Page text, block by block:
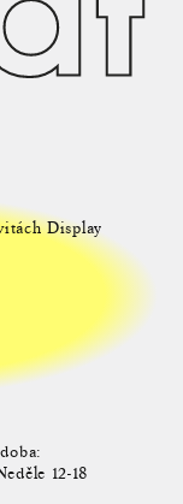
12-18
Display